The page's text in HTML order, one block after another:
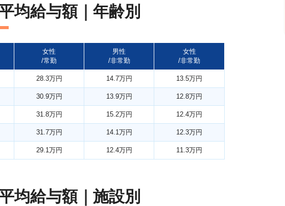
均給与額｜年齢別
女性
/常勤
男性
/非常勤
女性
/非常勤
28.3万円 14.7万円 13.5万円
30.9万円 13.9万円 12.8万円
31.8万円 15.2万円 12.4万円
31.7万円 14.1万円 12.3万円
29.1万円 12.4万円 11.3万円
均給与額｜施設別